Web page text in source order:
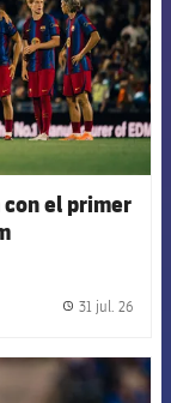
con el primer
31 jul. 26
badge